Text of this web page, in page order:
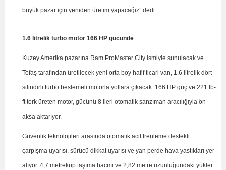
büyük pazar için yeniden üretim yapacağız” dedi
1.6 litrelik turbo motor 166 HP gücünde
Kuzey Amerika pazarına Ram ProMaster City ismiyle sunulacak ve
Tofaş tarafından üretilecek yeni orta boy hafif ticari van, 1.6 litrelik dört
silindirli turbo beslemeli motorla yollara çıkacak. 166 HP güç ve 221 lb-
ft tork üreten motor, gücünü 8 ileri otomatik şanzıman aracılığıyla ön
aksa aktarıyor.
Güvenlik teknolojileri arasında otomatik acil frenleme destekli
çarpışma uyarısı, sürücü dikkat uyarısı ve yan perde hava yastıkları yer
alıyor. 4,7 metreküp taşıma hacmi ve 2,82 metre uzunluğundaki yükler